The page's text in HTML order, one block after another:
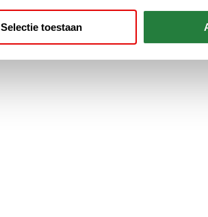
Selectie toestaan